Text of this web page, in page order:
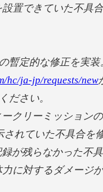
置できていた不具合
暫定的な修正を実
hc/ja-jp/requests/new
ださい。
クリーミッション
れていた不具合を修
が残らなかった不具
に対するダメージ